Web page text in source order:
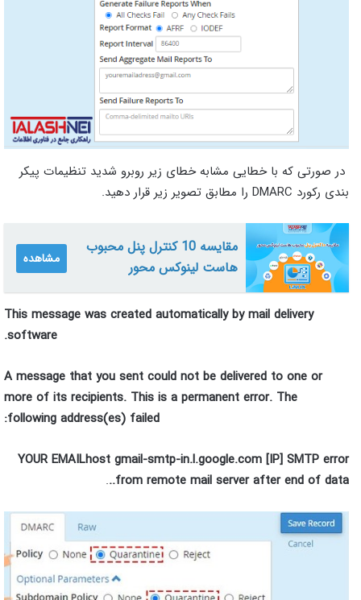
در صورتی که با خطایی مشابه خطای زیر روبرو شدید تنظیمات پیکر
بندی رکورد DMARC را مطابق تصویر زیر قرار دهید.
مقایسه 10 کنترل پنل محبوب
هاست لینوکس محور
مشاهده
This message was created automatically by mail delivery
software.
A message that you sent could not be delivered to one or
more of its recipients. This is a permanent error. The
following address(es) failed:
YOUR EMAILhost gmail-smtp-in.l.google.com [IP] SMTP error
from remote mail server after end of data..
.